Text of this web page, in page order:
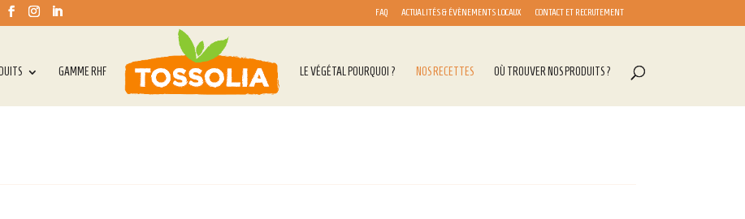
FAQ ACTUALITÉS & ÉVÈNEMENTS LOCAUX CONTACT ET RECRUTEMENT
GAMME RHF LE VÉGÉTAL POURQUOI ? NOS RECETTES OÙ TROUVER NOS PRODUITS ?